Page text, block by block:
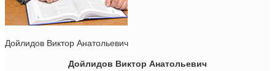
Дойлидов Виктор Анатольевич
Дойлидов Виктор Анатольевич